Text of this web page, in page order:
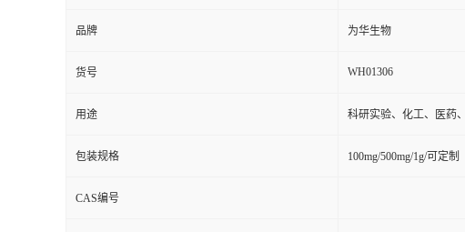
品牌 为华生物
货号 WH01306
用途 科研实验、化工、医药、
包装规格 100mg/500mg/1g/可定制
CAS编号